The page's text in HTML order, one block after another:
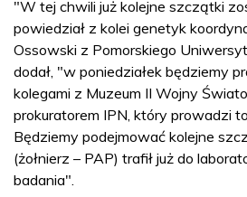
"W tej chwili już kolejne szczątki
powiedział z kolei genetyk
Ossowski z Pomorskiego
dodał, "w poniedziałek będziemy
kolegami z Muzeum II Wojny
prokuratorem IPN, który prowadzi
Będziemy podejmować kolejne
(żołnierz – PAP) trafił już do
badania".